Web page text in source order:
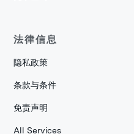
法律信息
隐私政策
条款与条件
免责声明
All Services